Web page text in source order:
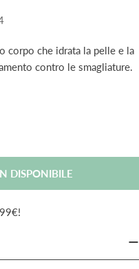
corpo che idrata la pelle e la
contro le smagliature.
Balm Crema
Per Collagenil Balm
DISPONIBILE